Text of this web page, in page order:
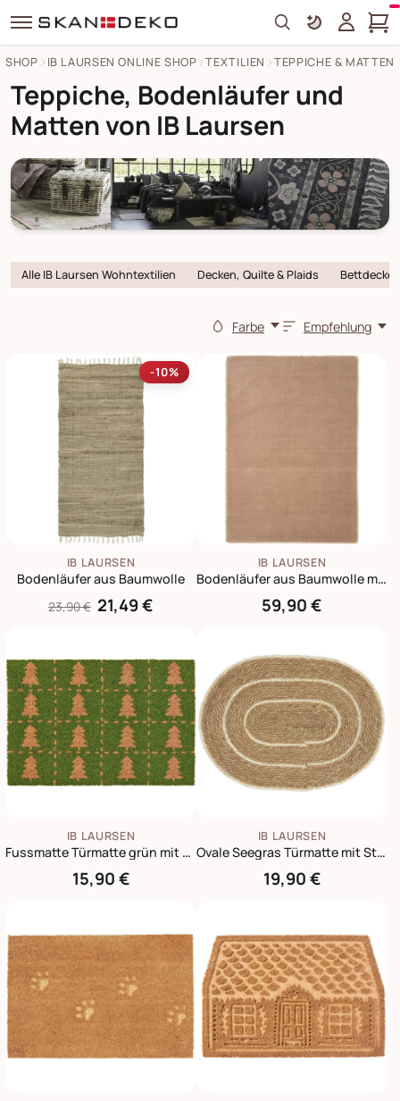
Search
SHOP IB LAURSEN ONLINE SHOP TEXTILIEN TEPPICHE & MATTEN
Teppiche, Bodenläufer und
Matten von IB Laursen
Alle IB Laursen Wohntextilien Decken, Quilte & Plaids
Farbe Empfehlung
-10%
IB LAURSEN
Bodenläufer aus Baumwolle
23,90 € 21,49 €
IB LAURSEN
Bodenläufer aus Baumwolle mit Fransen
59,90 €
IB LAURSEN
Fussmatte Türmatte grün mit Tannenbäumen
15,90 €
IB LAURSEN
Ovale Seegras Türmatte mit Streifen
19,90 €